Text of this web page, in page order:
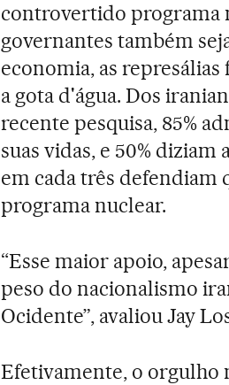
controvertido programa
governantes também
economia, as
a gota d'água. Dos
recente pesquisa, 85%
suas vidas, e 50%
em cada três defendiam
programa nuclear.
“Esse maior apoio,
peso do nacionalismo
Ocidente”, avaliou Jay
Efetivamente, o orgulho